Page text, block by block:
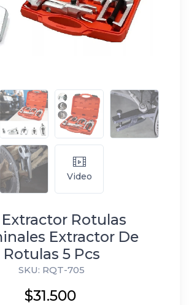
Video
Rotulas
Extractor De
Rotulas 5 Pcs
SKU: RQT-705
$31.500